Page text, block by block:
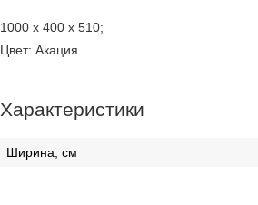
1000 x 400 x 510;
Цвет: Акация
Характеристики
Ширина, см